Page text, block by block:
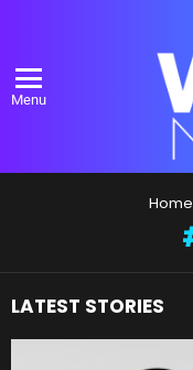
Menu
Home
LATEST STORIES